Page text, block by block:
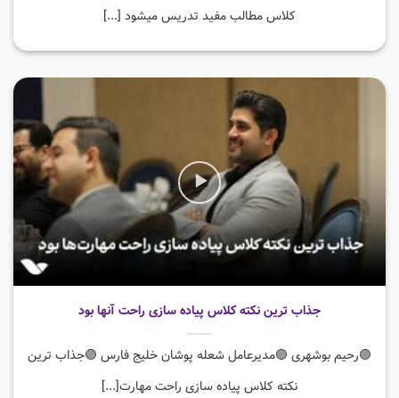
کلاس مطالب مفید تدریس میشود [...]
جذاب ترین نکته کلاس پیاده سازی راحت آنها بود
🟣رحیم بوشهری 🟣مدیرعامل شعله پوشان خلیج فارس 🟣جذاب ترین
نکته کلاس پیاده سازی راحت مهارت[...]